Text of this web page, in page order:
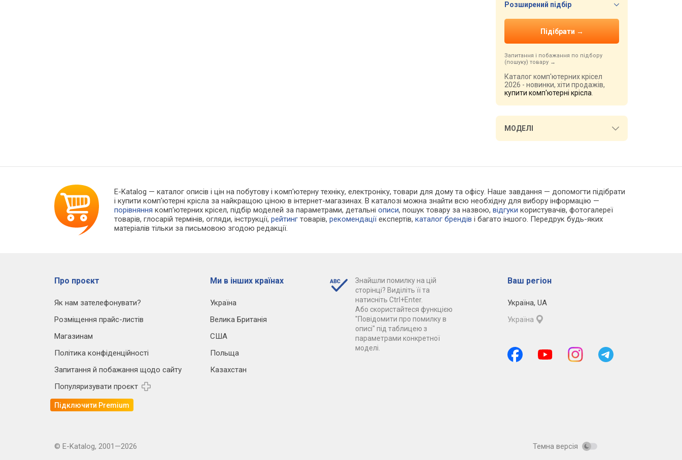
Розширений підбір
Запитання і побажання по підбору
(пошуку) товару
Каталог комп'ютерних крісел
2026 - новинки, хіти продажів,
купити комп'ютерні крісла
МОДЕЛІ
E-Katalog — каталог описів і цін на побутову і комп'ютерну техніку, електроніку, товари для дому та офісу. Наше завдання — допомогти підібрати
і купити комп'ютерні крісла за найкращою ціною в інтернет-магазинах. В каталозі можна знайти всю необхідну для вибору інформацію —
порівняння комп'ютерних крісел, підбір моделей за параметрами, детальніописи, пошук товару за назвою,відгуки користувачів, фотогалереї
товарів, глосарій термінів, огляди, інструкції,рейтинг товарів,рекомендації експертів,каталог брендів і багато іншого. Передрук будь-яких
матеріалів тільки за письмовою згодою редакції.
Про проєкт
Як нам зателефонувати?
Розміщення прайс-листів
Магазинам
Політика конфіденційності
Запитання й побажання щодо сайту
Популяризувати проєкт
Підключити Premium
Ми в інших країнах
Україна
Велика Британія
США
Польща
Казахстан
Знайшли помилку на цій
сторінці? Виділіть її та
натисніть Ctrl+Enter.
Або скористайтеся функцією
"Повідомити про помилку в
описі" під таблицею з
параметрами конкретної
моделі.
Ваш регіон
Україна, UA
Україна
© E-Katalog, 2001—2026 Темна версія